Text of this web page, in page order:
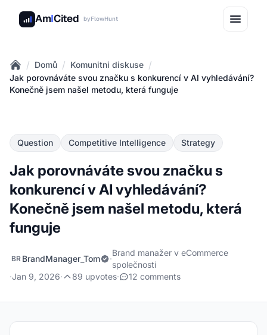
AmICited byFlowHunt
Home
/ Domů / Komunitni diskuse /
Jak porovnáváte svou značku s konkurencí v AI vyhledávání?
Konečně jsem našel metodu, která funguje
Question Competitive Intelligence Strategy
Jak porovnáváte svou značku s
konkurencí v AI vyhledávání?
Konečně jsem našel metodu, která
funguje
BR BrandManager_Tom ·
Brand manažer v eCommerce
společnosti
·Jan 9, 2026· 89 upvotes· 12 comments